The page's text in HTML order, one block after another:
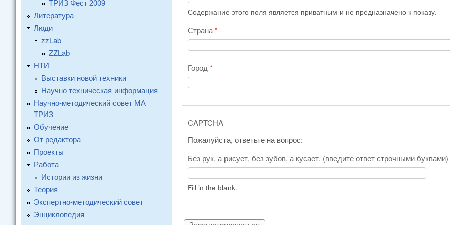
Содержание этого поля является приватным и не предназначено к показу.
Страна*
Город*
CAPTCHA
Пожалуйста, ответьте на вопрос:
Без рук, а рисует, без зубов, а кусает. (введите ответ строчными
Fill in the blank.
ТРИЗ Фест 2009
Литература
Люди
zzLab
ZZLab
НТИ
Выставки новой техники
Научно техническая информация
Научно-методический совет МА
ТРИЗ
Обучение
От редактора
Проекты
Работа
Истории из жизни
Теория
Экспертно-методический совет
Энциклопедия